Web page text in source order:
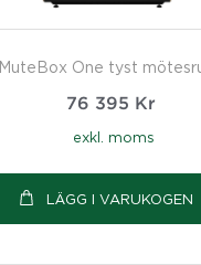
MuteBox One tyst
76 395 Kr
exkl. moms
LÄGG I VARUKOGEN